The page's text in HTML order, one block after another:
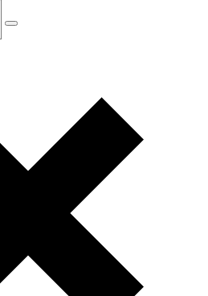
Search